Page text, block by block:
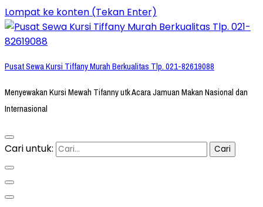
Lompat ke konten (Tekan Enter)
Pusat Sewa Kursi Tiffany Murah Berkualitas Tlp. 021-82619088
Menyewakan Kursi Mewah Tifanny utk Acara Jamuan Makan Nasional dan
Internasional
Cari untuk: